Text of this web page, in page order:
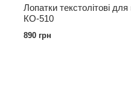
Лопатки текстолітові
КО-510
890 грн